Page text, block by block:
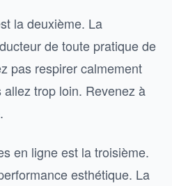
la deuxième. La
de toute pratique de
pas respirer calmement
trop loin. Revenez à
en ligne est la troisième.
esthétique. La